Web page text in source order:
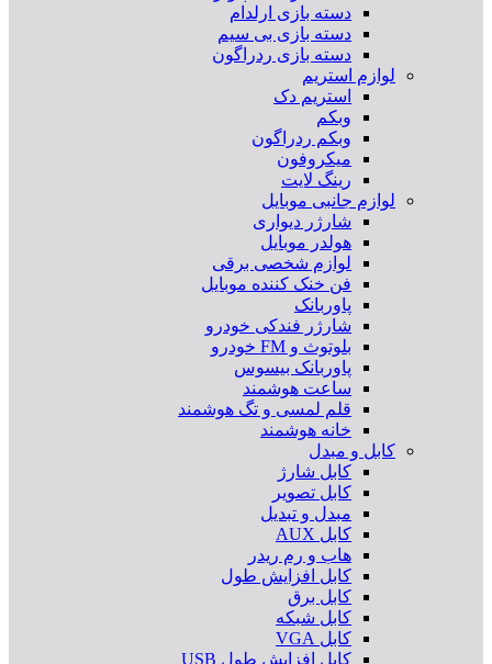
دسته بازی ارلدام
دسته بازی بی سیم
دسته بازی ردراگون
لوازم استریم
استریم دک
وبکم
وبکم ردراگون
میکروفون
رینگ لایت
لوازم جانبی موبایل
شارژر دیواری
هولدر موبایل
لوازم شخصی برقی
فن خنک کننده موبایل
پاوربانک
شارژر فندکی خودرو
بلوتوث و FM خودرو
پاوربانک بیسوس
ساعت هوشمند
قلم لمسی و تگ هوشمند
خانه هوشمند
کابل و مبدل
کابل شارژ
کابل تصویر
مبدل و تبدیل
کابل AUX
هاب و رم ریدر
کابل افزایش طول
کابل برق
کابل شبکه
کابل VGA
کابل افزایش طول USB